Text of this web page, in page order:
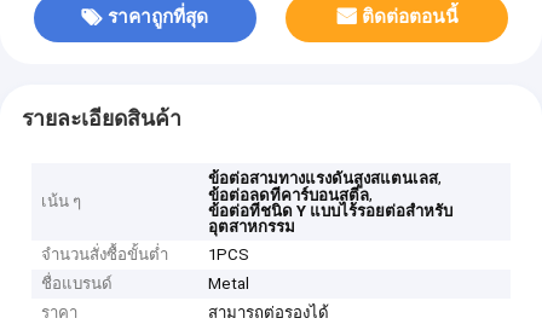
ราคาถูกที่สุด ติดต่อตอนนี้
รายละเอียดสินค้า
เน้น ๆ
ข้อต่อสามทางแรงดันสูงสแตนเลส,
ข้อต่อลดทีคาร์บอนสตีล,
ข้อต่อทีชนิด Y แบบไร้รอยต่อสำหรับ
อุตสาหกรรม
จำนวนสั่งซื้อขั้นต่ำ
1PCS
ชื่อแบรนด์
Metal
ราคา
สามารถต่อรองได้